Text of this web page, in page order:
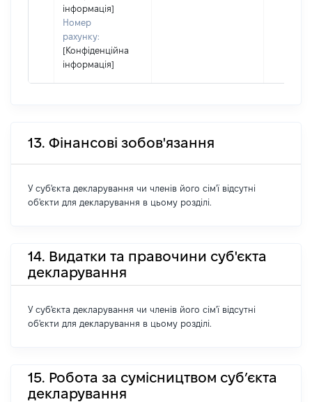
інформація]
Номер
рахунку:
[Конфіденційна
інформація]
13. Фінансові зобов'язання
У суб'єкта декларування чи членів його сім'ї відсутні
об'єкти для декларування в цьому розділі.
14. Видатки та правочини суб'єкта
декларування
У суб'єкта декларування чи членів його сім'ї відсутні
об'єкти для декларування в цьому розділі.
15. Робота за сумісництвом суб’єкта
декларування